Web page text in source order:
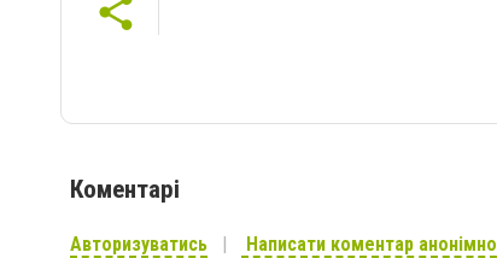
Коментарі
Авторизуватись Написати коментар анонімно